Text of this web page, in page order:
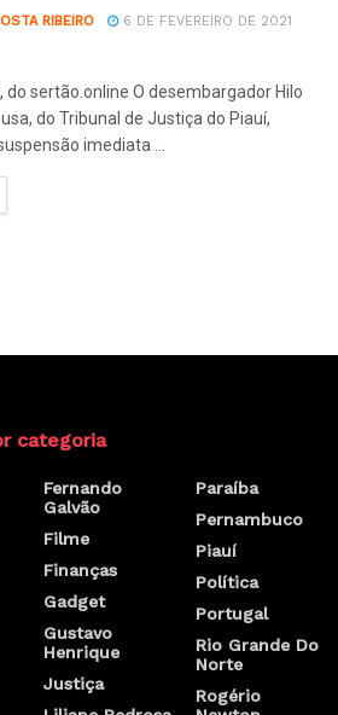
RIBEIRO
6 DE FEVEREIRO DE 2021
do sertão.online O desembargador Hilo
do Tribunal de Justiça do Piauí,
imediata ...
categoria
Fernando
Galvão
Filme
Finanças
Gadget
Gustavo
Henrique
Justiça
Paraíba
Pernambuco
Piauí
Política
Portugal
Rio Grande Do
Norte
Rogério